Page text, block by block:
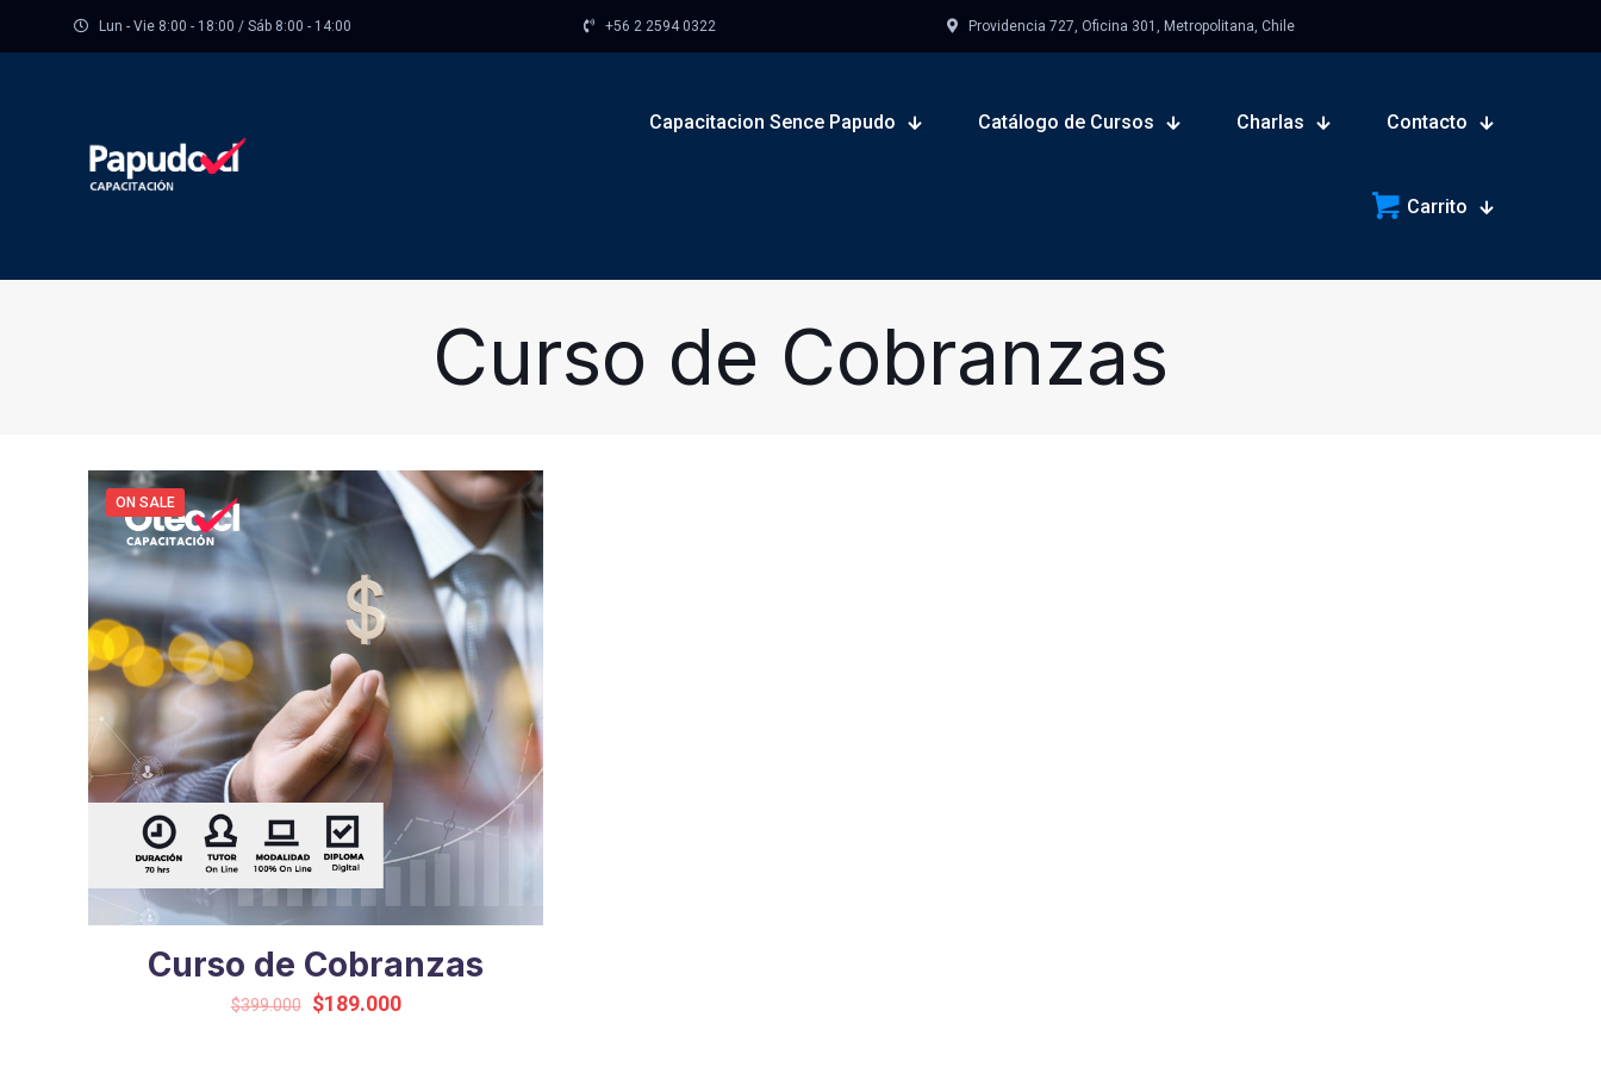
Lun - Vie 8:00 - 18:00 / Sáb 8:00 - 14:00 +56 2 2594 0322 Providencia 727, Oficina 301, Metropolitana, Chile
Capacitacion Sence Papudo Catálogo de Cursos Charlas Contacto
Carrito
Curso de Cobranzas
ON SALE
Curso de Cobranzas
$399.000
Original
$189.000Current